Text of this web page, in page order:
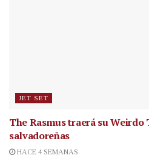
JET SET
The Rasmus traerá su Weirdo
salvadoreñas
HACE 4 SEMANAS